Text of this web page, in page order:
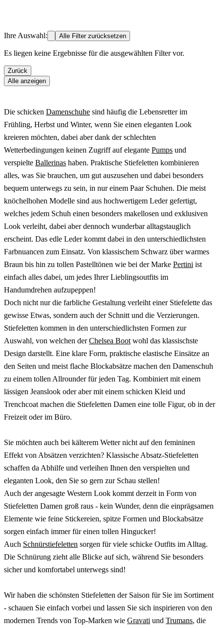
Ihre Auswahl: Alle Filter zurücksetzen
Es liegen keine Ergebnisse für die ausgewählten Filter vor.
Zurück
Alle anzeigen
Die schicken Damenschuhe sind häufig die Lebensretter im
Frühling, Herbst und Winter, wenn Sie einen eleganten Look
kreieren möchten, dabei aber dank der schlechten
Wetterbedingungen keinen Zugriff auf elegante Pumps und
verspielte Ballerinas haben. Praktische Stiefeletten kombinieren
alles, was Sie brauchen, um gut auszusehen und dabei besonders
bequem unterwegs zu sein, in nur einem Paar Schuhen. Die meist
knöchelhohen Modelle sind aus hochwertigem Leder gefertigt,
welches jedem Schuh einen besonders makellosen und exklusiven
Look verleiht, dabei aber dennoch wunderbar alltagstauglich
erscheint. Das edle Leder kommt dabei in den unterschiedlichsten
Farbnuancen zum Einsatz. Von klassischem Schwarz über warmes
Braun bis hin zu tollen Pastelltönen wie bei der Marke Pertini ist
einfach alles dabei, um jedes Ihrer Lieblingsoutfits im
Handumdrehen aufzupeppen!
Doch nicht nur die farbliche Gestaltung verleiht einer Stiefelette das
gewisse Etwas, sondern auch der Schnitt und die Verzierungen.
Stiefeletten kommen in den unterschiedlichsten Formen zur
Auswahl, von welchen derChelsea Boot wohl das klassischste
Design darstellt. Eine klare Form, praktische elastische Einsätze an
den Seiten und meist flache Blockabsätze machen den Damenschuh
zu einem tollen Allrounder für jeden Tag. Kombiniert mit einem
lässigen Jeanslook oder aber mit einem schicken Kleid und
Trenchcoat machen die Stiefeletten Damen eine tolle Figur, ob in der
Freizeit oder im Büro.
Sie möchten auch bei kälterem Wetter nicht auf den femininen
Effekt von Absätzen verzichten? Klassische Absatz-Stiefeletten
schaffen da Abhilfe und verleihen Ihnen den verspielten und
eleganten Look, den Sie so gern zur Schau stellen!
Auch der angesagte Western Look kommt derzeit in Form von
Stiefeletten Damen groß raus - kein Wunder, denn die einprägsamen
Elemente wie feine Stickereien, spitze Formen und Blockabsätze
sorgen einfach immer für einen tollen Hingucker!
Auch Schnürstiefeletten sorgen für viele schicke Outfits im Alltag.
Die Schnürung zieht alle Blicke auf sich, während Sie besonders
sicher und komfortabel unterwegs sind!
Wir haben die schönsten Stiefeletten der Saison für Sie im Sortiment
- schauen Sie einfach vorbei und lassen Sie sich inspirieren von den
modernen Trends von Top-Marken wie Gravati und Trumans, die